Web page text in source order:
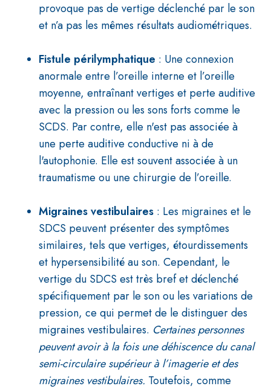
provoque pas de vertige déclenché par le son
et n’a pas les mêmes résultats audiométriques.
Fistule périlymphatique : Une connexion
anormale entre l’oreille interne et l’oreille
moyenne, entraînant vertiges et perte auditive
avec la pression ou les sons forts comme le
SCDS. Par contre, elle n'est pas associée à
une perte auditive conductive ni à de
l'autophonie. Elle est souvent associée à un
traumatisme ou une chirurgie de l’oreille.
Migraines vestibulaires : Les migraines et le
SDCS peuvent présenter des symptômes
similaires, tels que vertiges, étourdissements
et hypersensibilité au son. Cependant, le
vertige du SDCS est très bref et déclenché
spécifiquement par le son ou les variations de
pression, ce qui permet de le distinguer des
migraines vestibulaires. Certaines personnes
peuvent avoir à la fois une déhiscence du canal
semi-circulaire supérieur à l’imagerie et des
migraines vestibulaires. Toutefois, comme